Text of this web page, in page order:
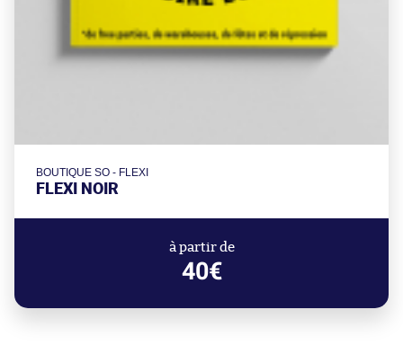
BOUTIQUE SO - FLEXI
FLEXI NOIR
à partir de
40€